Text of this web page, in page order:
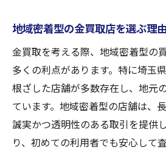
地域密着型の金買取店を選ぶ理
金買取を考える際、地域密着型の
多くの利点があります。特に埼玉
根ざした店舗が多数存在し、地元
ています。地域密着型の店舗は、
誠実かつ透明性のある取引を提供
り、初めての利用者でも安心して